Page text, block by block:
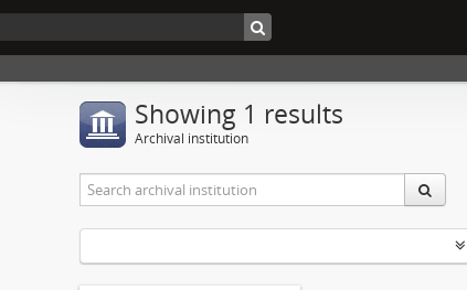
Showing 1 results
Archival institution